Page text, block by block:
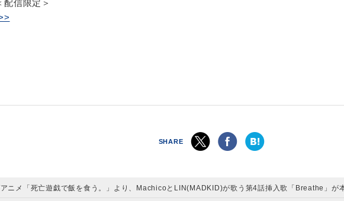
信限定＞
SHARE
ニメ「死亡遊戯で飯を食う。」より、MachicoとLIN(MADKID)が歌う第4話挿入歌「Breathe」が